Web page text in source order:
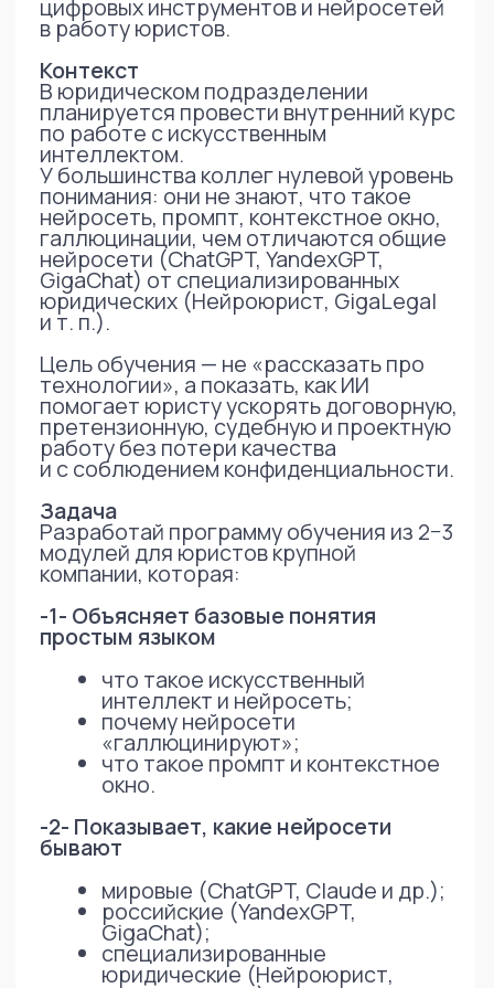
-5- Предусматривает практикум после
теории: игры, упражнения, мини-
практикум, голосования.
Требования к форме
— Структура
Модуль 1 (теория
и безопасность)
Модуль 2 (практика для юриста),
Модуль 3 (автоматизация
процессов и Excel)—
опционально.
— Язык
Понятный для практикующих юристов,
без перегруза техническими
терминами.
— Формат
Для каждого модуля — перечень тем,
и предложение по практическому
упражнению.
Результат
Подготовь подробный учебный план
(по модулям и темам), который можно
сразу положить в основу презентации
и рабочей программы тренинга для
юридического департамента.
Промты в процессе работы
добавлялись при необходимости что-
то изменить, дополнить, убрать,
расширить понятия и т. д.
Что получили в результате
С помощью AI за несколько коротких
сессий удалось:
разработать полноценную
→ Модуль 1 — теория и безопасность
→ Модуль 2 — практическое применение
→ Модуль 3 — автоматизация и работа с
сформировать:
→ список тем,
→ практические кейсы,
→ упражнения и интерактивы,
→ примеры формулировок для слайдов.